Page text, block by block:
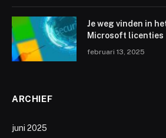
Je weg vinden in
Microsoft licenties
februari 13, 2025
ARCHIEF
juni 2025